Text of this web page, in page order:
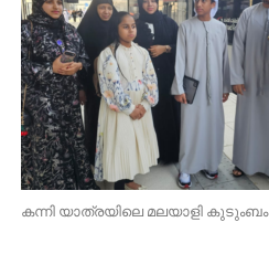
കന്നി യാത്രയിലെ മലയാളി കുടുംബം